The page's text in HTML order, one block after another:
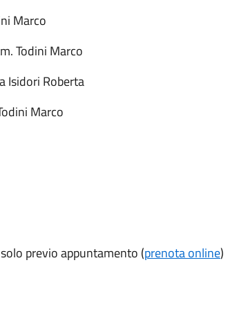
Marco
Todini Marco
Isidori Roberta
Marco
previo appuntamento (prenota online)